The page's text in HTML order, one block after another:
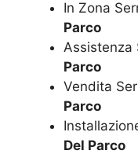
In Zona
Parco
Assistenza
Parco
Vendita
Parco
Del Parco